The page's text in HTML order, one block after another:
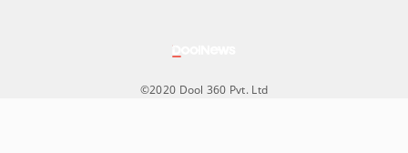
©2020 Dool 360 Pvt. Ltd